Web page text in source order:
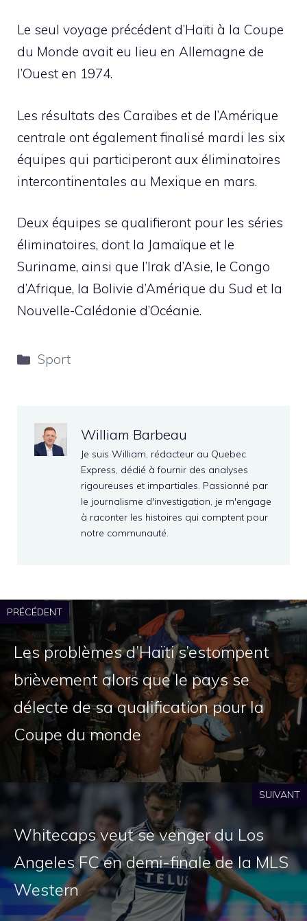
Le seul voyage précédent d’Haïti à la Coupe
du Monde avait eu lieu en Allemagne de
l’Ouest en 1974.
Les résultats des Caraïbes et de l’Amérique
centrale ont également finalisé mardi les six
équipes qui participeront aux éliminatoires
intercontinentales au Mexique en mars.
Deux équipes se qualifieront pour les séries
éliminatoires, dont la Jamaïque et le
Suriname, ainsi que l’Irak d’Asie, le Congo
d’Afrique, la Bolivie d’Amérique du Sud et la
Nouvelle-Calédonie d’Océanie.
Catégories
Sport
William Barbeau
Je suis William, rédacteur au Quebec
Express, dédié à fournir des analyses
rigoureuses et impartiales. Passionné par
le journalisme d'investigation, je m'engage
à raconter les histoires qui comptent pour
notre communauté.
PRÉCÉDENT
Les problèmes d’Haïti s’estompent
brièvement alors que le pays se
délecte de sa qualification pour la
Coupe du monde
SUIVANT
Whitecaps veut se venger du Los
Angeles FC en demi-finale de la MLS
Western